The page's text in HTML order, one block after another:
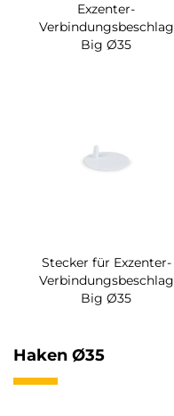
Exzenter-
Verbindungsbeschlag
Big Ø35
Stecker für Exzenter-
Verbindungsbeschlag
Big Ø35
Haken Ø35